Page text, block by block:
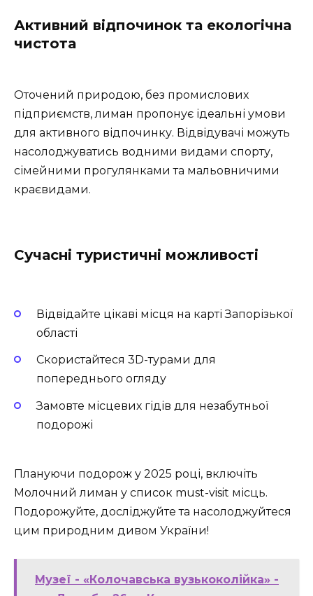
Активний відпочинок та екологічна
чистота
Оточений природою, без промислових
підприємств, лиман пропонує ідеальні умови
для активного відпочинку. Відвідувачі можуть
насолоджуватись водними видами спорту,
сімейними прогулянками та мальовничими
краєвидами.
Сучасні туристичні можливості
Відвідайте цікаві місця на карті Запорізької
області
Скористайтеся 3D-турами для
попереднього огляду
Замовте місцевих гідів для незабутньої
подорожі
Плануючи подорож у 2025 році, включіть
Молочний лиман у список must-visit місць.
Подорожуйте, досліджуйте та насолоджуйтеся
цим природним дивом України!
Музеї - «Колочавська вузькоколійка» -